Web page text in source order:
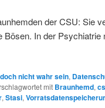
der CSU: Sie
Bösen. In der Psychiatrie
nicht wahr sein,
mit Braunhemd,
,Stasi,